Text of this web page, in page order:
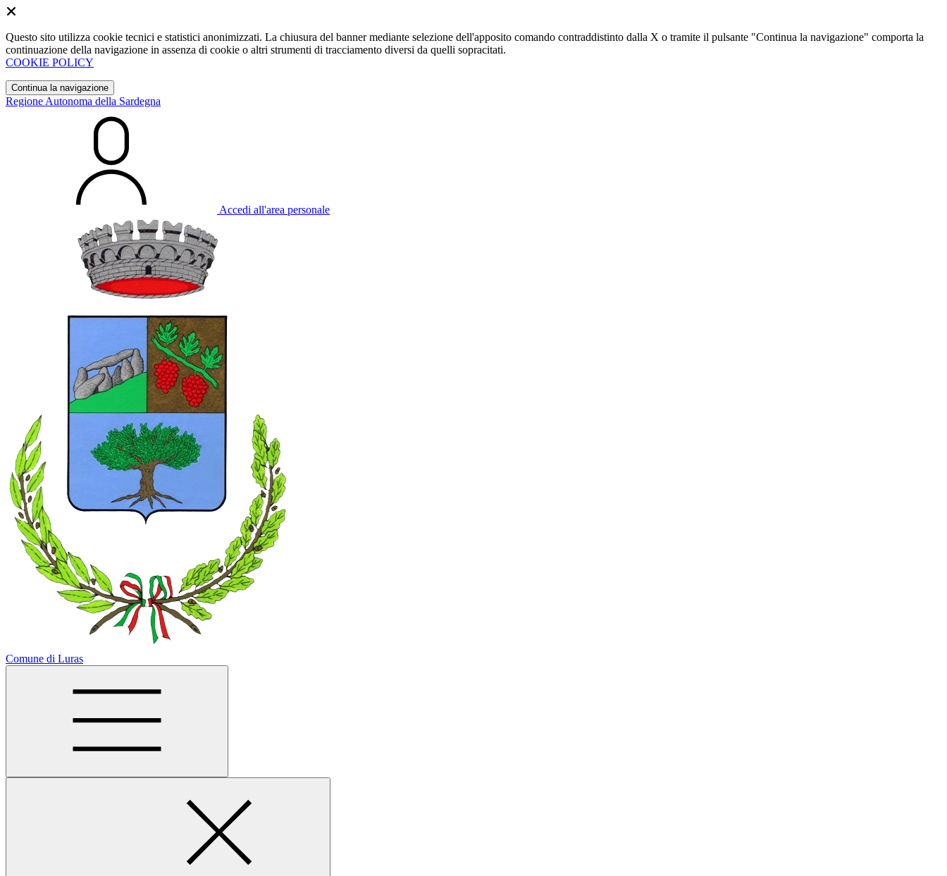
Questo sito utilizza cookie tecnici e statistici anonimizzati. La chiusura del banner mediante selezione dell'apposito comando contraddistinto dalla X o tramite il pulsante "Continua la navigazione" comporta la
continuazione della navigazione in assenza di cookie o altri strumenti di tracciamento diversi da quelli sopracitati.
COOKIE POLICY
Continua la navigazione
Regione Autonoma della Sardegna
Accedi all'area personale
Comune di Luras